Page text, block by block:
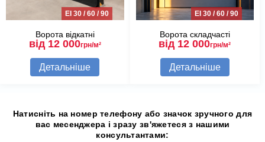
EI 30 / 60 / 90
Ворота відкатні
від 12 000грн/м²
Детальніше
EI 30 / 60 / 90
Ворота складчасті
від 12 000грн/м²
Детальніше
Натисніть на номер телефону або значок зручного для
вас месенджера і зразу зв'яжетеся з нашими
консультантами: